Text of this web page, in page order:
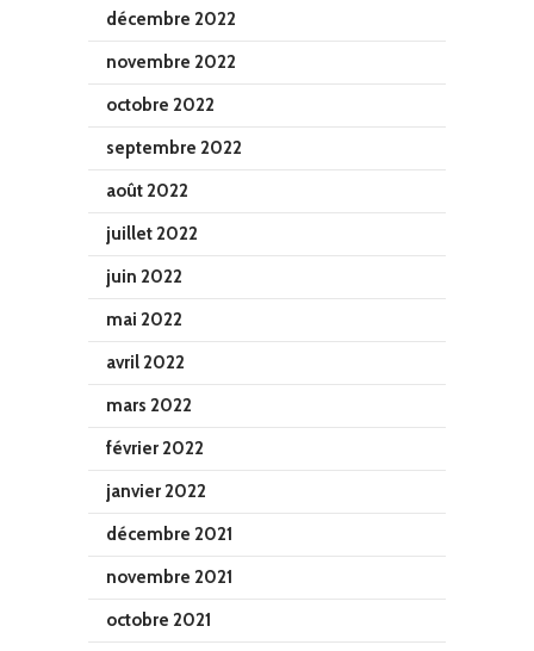
décembre 2022
novembre 2022
octobre 2022
septembre 2022
août 2022
juillet 2022
juin 2022
mai 2022
avril 2022
mars 2022
février 2022
janvier 2022
décembre 2021
novembre 2021
octobre 2021